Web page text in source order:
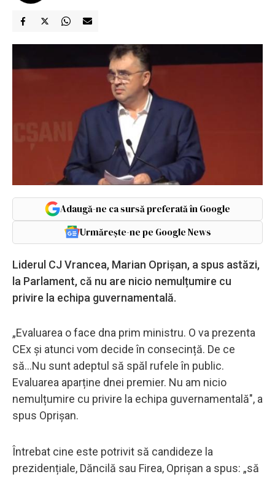
Adaugă-ne ca sursă preferată în Google
Urmărește-ne pe Google News
Liderul CJ Vrancea, Marian Oprișan, a spus astăzi,
la Parlament, că nu are nicio nemulțumire cu
privire la echipa guvernamentală.
„Evaluarea o face dna prim ministru. O va prezenta
CEx și atunci vom decide în consecință. De ce
să...Nu sunt adeptul să spăl rufele în public.
Evaluarea aparține dnei premier. Nu am nicio
nemulțumire cu privire la echipa guvernamentală", a
spus Oprișan.
Întrebat cine este potrivit să candideze la
prezidențiale, Dăncilă sau Firea, Oprișan a spus: „să